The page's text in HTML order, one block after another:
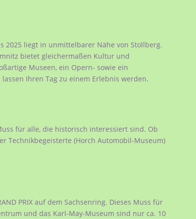
2025 liegt in unmittelbarer Nähe von Stollberg.
bietet gleichermaßen Kultur und
Museen, ein Opern- sowie ein
Ihren Tag zu einem Erlebnis werden.
für alle, die historisch interessiert sind. Ob
Technikbegeisterte (Horch Automobil-Museum)
PRIX auf dem Sachsenring. Dieses Muss für
und das Karl-May-Museum sind nur ca. 10